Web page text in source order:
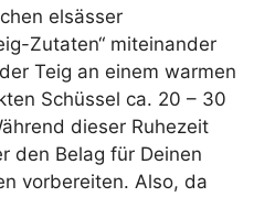
elsässer
Zutaten“ miteinander
Teig an einem warmen
Schüssel ca. 20 – 30
dieser Ruhezeit
den Belag für Deinen
vorbereiten. Also, da